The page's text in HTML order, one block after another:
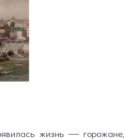
жизнь — горожане,